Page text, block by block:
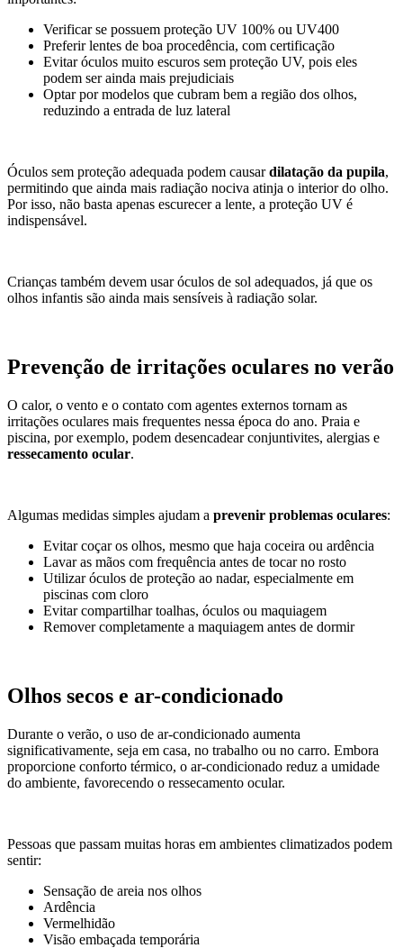
Verificar se possuem proteção UV 100% ou UV400
Preferir lentes de boa procedência, com certificação
Evitar óculos muito escuros sem proteção UV, pois eles
podem ser ainda mais prejudiciais
Optar por modelos que cubram bem a região dos olhos,
reduzindo a entrada de luz lateral
Óculos sem proteção adequada podem causardilatação da pupila,
permitindo que ainda mais radiação nociva atinja o interior do olho.
Por isso, não basta apenas escurecer a lente, a proteção UV é
indispensável.
Crianças também devem usar óculos de sol adequados, já que os
olhos infantis são ainda mais sensíveis à radiação solar.
Prevenção de irritações oculares no verão
O calor, o vento e o contato com agentes externos tornam as
irritações oculares mais frequentes nessa época do ano. Praia e
piscina, por exemplo, podem desencadear conjuntivites, alergias e
ressecamento ocular.
Algumas medidas simples ajudam a prevenir problemas oculares:
Evitar coçar os olhos, mesmo que haja coceira ou ardência
Lavar as mãos com frequência antes de tocar no rosto
Utilizar óculos de proteção ao nadar, especialmente em
piscinas com cloro
Evitar compartilhar toalhas, óculos ou maquiagem
Remover completamente a maquiagem antes de dormir
Olhos secos e ar-condicionado
Durante o verão, o uso de ar-condicionado aumenta
significativamente, seja em casa, no trabalho ou no carro. Embora
proporcione conforto térmico, o ar-condicionado reduz a umidade
do ambiente, favorecendo o ressecamento ocular.
Pessoas que passam muitas horas em ambientes climatizados podem
sentir:
Sensação de areia nos olhos
Ardência
Vermelhidão
Visão embaçada temporária